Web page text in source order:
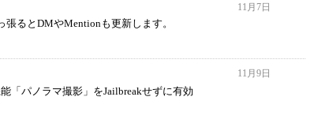
11月7日
張るとDMやMentionも更新します。
11月9日
「パノラマ撮影」をJailbreakせずに有効